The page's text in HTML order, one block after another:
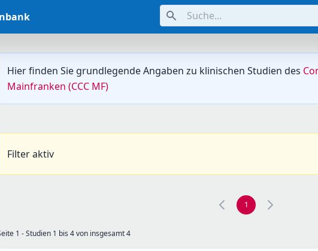
Hier finden Sie grundlegende Angaben zu klinischen Studien des
Mainfranken (CCC MF)
Suche...
Filter aktiv
1
1 - Studien 1 bis 4 von insgesamt 4